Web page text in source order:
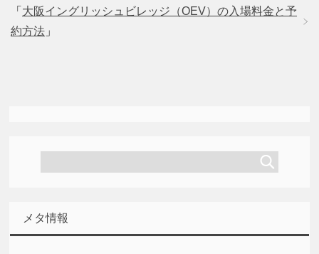
「 大阪イングリッシュビレッジ（OEV）の入場料金と予
約方法 」
メタ情報